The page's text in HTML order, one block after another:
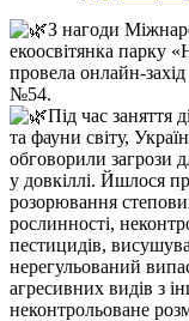
З нагоди
екоосвітянка парку
провела онлайн-
№54.
Під час заняття
та фауни світу,
обговорили загрози
у довкіллі. Йшлося
розорювання
рослинності,
пестицидів,
нерегульований
агресивних видів з
неконтрольоване